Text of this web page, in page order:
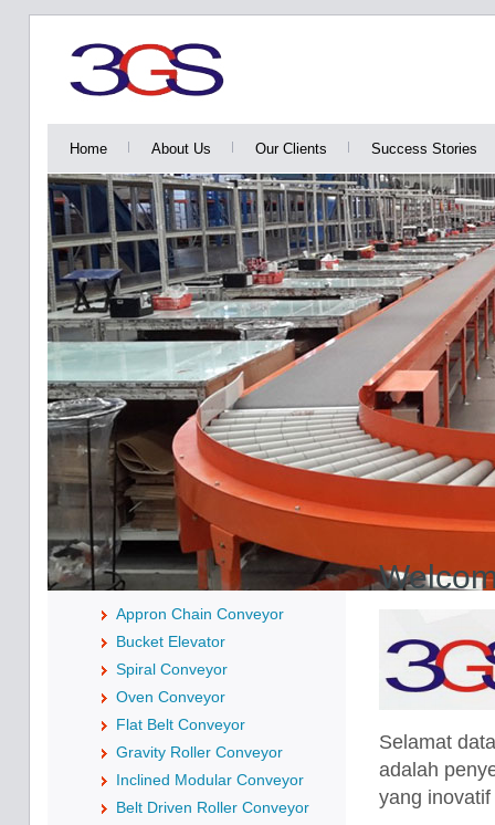
Home About Us Our Clients Success Stories
Products
Appron Chain Conveyor
Bucket Elevator
Spiral Conveyor
Oven Conveyor
Flat Belt Conveyor
Gravity Roller Conveyor
Inclined Modular Conveyor
Belt Driven Roller Conveyor
Selamat
adalah
yang